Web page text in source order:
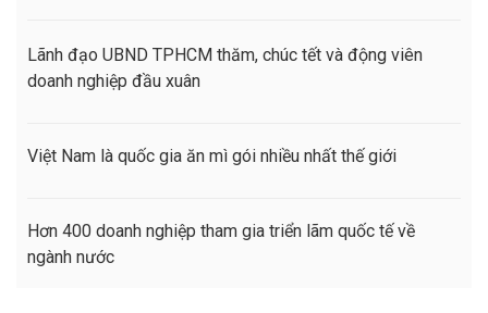
Lãnh đạo UBND TPHCM thăm, chúc tết và động viên
doanh nghiệp đầu xuân
Việt Nam là quốc gia ăn mì gói nhiều nhất thế giới
Hơn 400 doanh nghiệp tham gia triển lãm quốc tế về
ngành nước